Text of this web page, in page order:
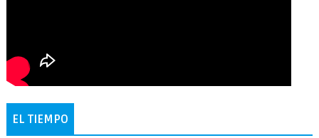
EL TIEMPO